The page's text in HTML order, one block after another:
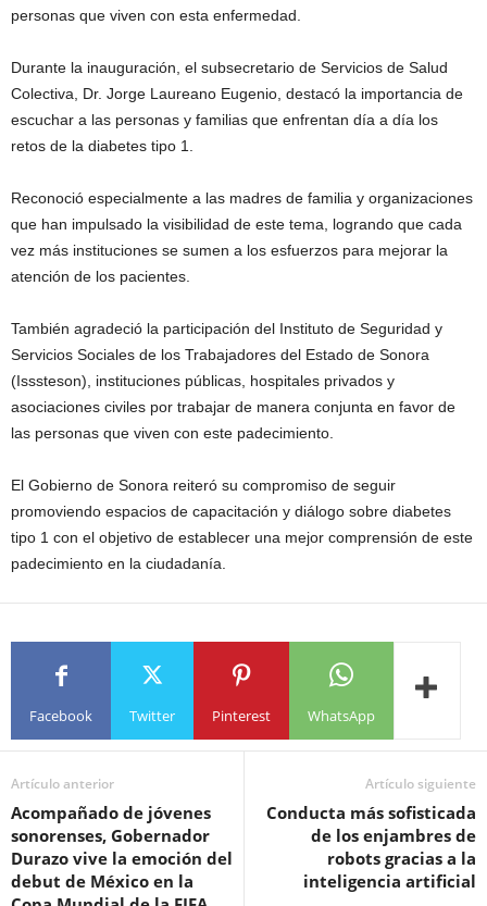
personas que viven con esta enfermedad.
Durante la inauguración, el subsecretario de Servicios de Salud
Colectiva, Dr. Jorge Laureano Eugenio, destacó la importancia de
escuchar a las personas y familias que enfrentan día a día los
retos de la diabetes tipo 1.
Reconoció especialmente a las madres de familia y organizaciones
que han impulsado la visibilidad de este tema, logrando que cada
vez más instituciones se sumen a los esfuerzos para mejorar la
atención de los pacientes.
También agradeció la participación del Instituto de Seguridad y
Servicios Sociales de los Trabajadores del Estado de Sonora
(Isssteson), instituciones públicas, hospitales privados y
asociaciones civiles por trabajar de manera conjunta en favor de
las personas que viven con este padecimiento.
El Gobierno de Sonora reiteró su compromiso de seguir
promoviendo espacios de capacitación y diálogo sobre diabetes
tipo 1 con el objetivo de establecer una mejor comprensión de este
padecimiento en la ciudadanía.
Facebook Twitter Pinterest WhatsApp
Artículo anterior
Acompañado de jóvenes
sonorenses, Gobernador
Durazo vive la emoción del
debut de México en la
Artículo siguiente
Conducta más sofisticada
de los enjambres de
robots gracias a la
inteligencia artificial